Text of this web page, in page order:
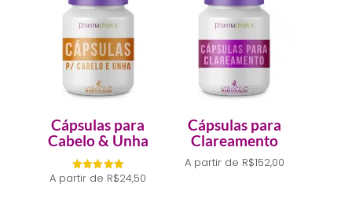
Cápsulas para
Cabelo & Unha
Avaliação
A partir de R$24,50
Cápsulas para
Clareamento
A partir de R$152,00